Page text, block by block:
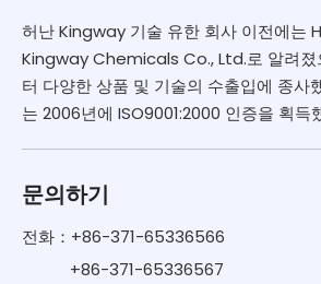
허난 Kingway 기술 유한 회사 이전에는
Kingway Chemicals Co., Ltd.로 알려졌
터 다양한 상품 및 기술의 수출입에 종사
는 2006년에 ISO9001:2000 인증을 획득
문의하기
전화：+86-371-65336566
+86-371-65336567